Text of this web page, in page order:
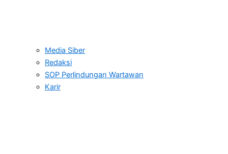
Media Siber
Redaksi
SOP Perlindungan Wartawan
Karir